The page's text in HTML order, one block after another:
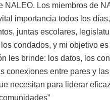
NALEO. Los miembros de
importancia todos los
juntas escolares,
condados, y mi objetivo
les brinde: los datos, los
conexiones entre pares y
necesitan para liderar